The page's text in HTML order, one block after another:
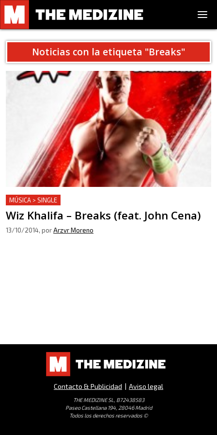
Noticias con la etiqueta "Breaks"
MÚSICA > SINGLE
Wiz Khalifa – Breaks (feat. John Cena)
13/10/2014, porArzvr Moreno
Contacto & Publicidad | Aviso legal
THE MEDIZINE SL, B72438583
Paseo Castellana 194, 28046 Madrid
Todos los derechos reservados ©